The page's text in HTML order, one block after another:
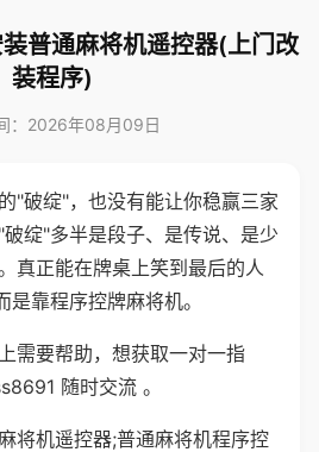
普通麻将机遥控器(上门改
装程序)
：2026年08月09日
"破绽"，也没有能让你稳赢三家
绽"多半是段子、是传说、是少
真正能在牌桌上笑到最后的人
靠程序控牌麻将机。
需要帮助，想获取一对一指
随时交流 。
将机遥控器;普通麻将机程序控